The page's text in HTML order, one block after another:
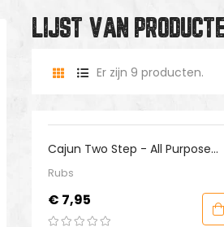
LIJST VAN
Er zijn 9 producten.
Cajun Two Step - All Purpose
Seasoning (salt Free)
Rubs
Prijs
€ 7,95